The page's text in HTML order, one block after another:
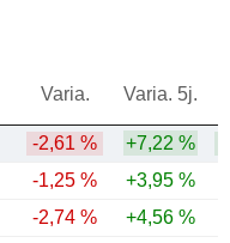
Varia. Varia. 5j.
-2,61 % +7,22 %
-1,25 % +3,95 %
-2,74 % +4,56 %